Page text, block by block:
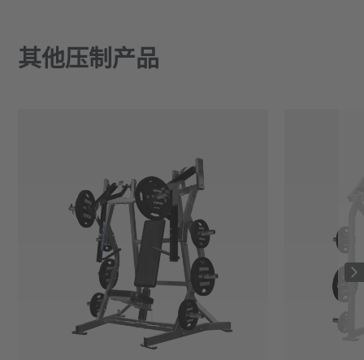
其他压制产品